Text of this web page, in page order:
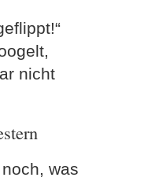
nicht
was